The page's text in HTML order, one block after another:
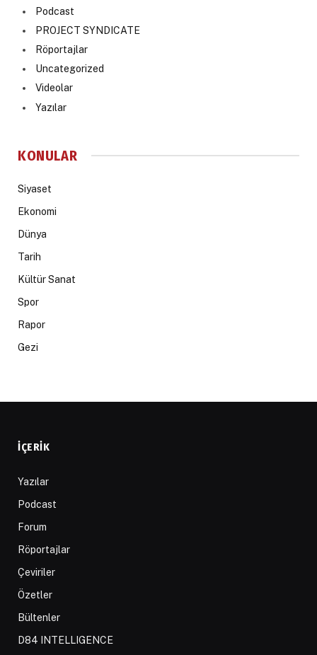
Podcast
PROJECT SYNDICATE
Röportajlar
Uncategorized
Videolar
Yazılar
KONULAR
Siyaset
Ekonomi
Dünya
Tarih
Kültür Sanat
Spor
Rapor
Gezi
İÇERIK
Yazılar
Podcast
Forum
Röportajlar
Çeviriler
Özetler
Bültenler
D84 INTELLIGENCE